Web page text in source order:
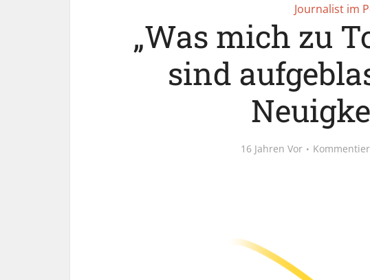
Journalist im
„Was mich zu
sind
16 Jahren Vor